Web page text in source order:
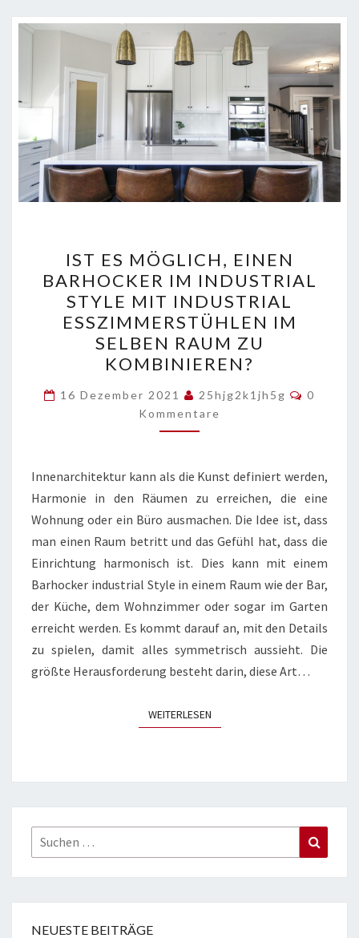
ES
MÖGLICH,
EINEN
BARHOCKER
IM
INDUSTRIAL
STYLE
MIT
INDUSTRIAL
IM
SELBEN
RAUM
ZU
KOMBINIEREN?
IST ES MÖGLICH, EINEN
BARHOCKER IM INDUSTRIAL
STYLE MIT INDUSTRIAL
ESSZIMMERSTÜHLEN IM
SELBEN RAUM ZU
KOMBINIEREN?
16 Dezember 2021 25hjg2k1jh5g
0
Kommentare
Innenarchitektur kann als die Kunst definiert werden,
Harmonie in den Räumen zu erreichen, die eine
Wohnung oder ein Büro ausmachen. Die Idee ist, dass
man einen Raum betritt und das Gefühl hat, dass die
Einrichtung harmonisch ist. Dies kann mit einem
Barhocker industrial Style in einem Raum wie der Bar,
der Küche, dem Wohnzimmer oder sogar im Garten
erreicht werden. Es kommt darauf an, mit den Details
zu spielen, damit alles symmetrisch aussieht. Die
größte Herausforderung besteht darin, diese Art…
WEITERLESENWEITERLESEN
Suchen
nach:
NEUESTE BEITRÄGE